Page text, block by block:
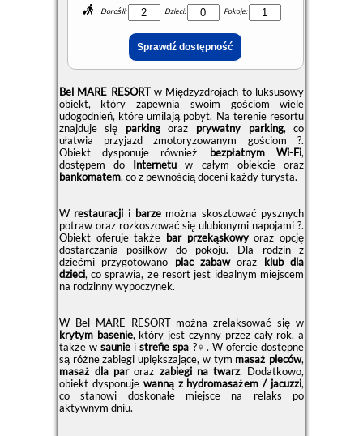
Dorośli: Dzieci: Pokoje:
Bel MARE RESORTw Międzyzdrojach to luksusowy
obiekt, który zapewnia swoim gościom wiele
udogodnień, które umilają pobyt. Na terenie resortu
znajduje się parkingoraz prywatny parking, co
ułatwia przyjazd zmotoryzowanym gościom ?.
Obiekt dysponuje również bezpłatnym Wi-Fi,
dostępem do Internetu w całym obiekcie oraz
bankomatem, co z pewnością doceni każdy turysta.
W restauracji i barzemożna skosztować pysznych
potraw oraz rozkoszować się ulubionymi napojami ?.
Obiekt oferuje także bar przekąskowyoraz opcję
dostarczania posiłków do pokoju. Dla rodzin z
dziećmi przygotowano plac zabaworaz klub dla
dzieci, co sprawia, że resort jest idealnym miejscem
na rodzinny wypoczynek.
W Bel MARE RESORT można zrelaksować się w
krytym basenie, który jest czynny przez cały rok, a
także wsaunie istrefie spa ?‍♀️. W ofercie dostępne
są różne zabiegi upiększające, w tym masaż pleców,
masaż dla paroraz zabiegi na twarz. Dodatkowo,
obiekt dysponuje wanną z hydromasażem / jacuzzi,
co stanowi doskonałe miejsce na relaks po
aktywnym dniu.